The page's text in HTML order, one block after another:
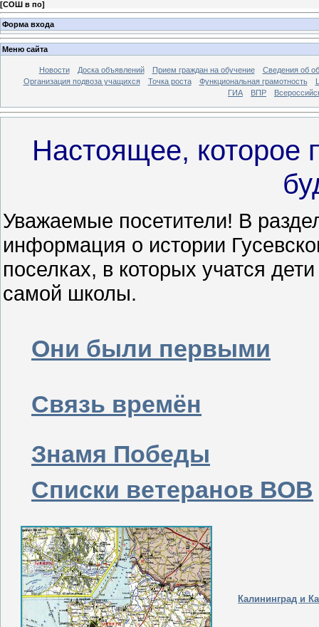
[СОШ в по]
Форма входа
Меню сайта
Новости Доска объявлений Прием граждан на обучение
Сведения об
Организация подвоза учащихся
Точка роста Функциональная грамотность
ГИА
ВПР
Настоящее, которое
Уважаемые посетители! В
информация о истории
поселках, в которых учатся
самой школы.
Они были первыми
Связь времён
Знамя Победы
Списки ветеранов ВОВ
Калининград и